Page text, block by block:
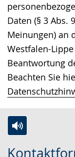
Daten (§ 3 Abs.
Meinungen) an
Westfalen-
Beantwortung
Beachten Sie